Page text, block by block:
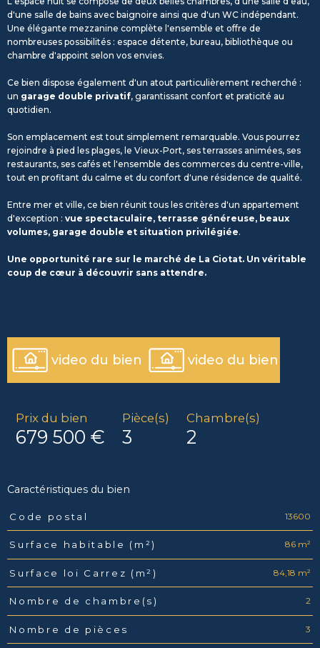
d'une salle de bains avec baignoire ainsi que d'un WC indépendant.
Une élégante mezzanine complète l'ensemble et offre de
nombreuses possibilités : espace détente, bureau, bibliothèque ou
chambre d'appoint selon vos envies.
Ce bien dispose également d'un atout particulièrement recherché :
un garage double privatif, garantissant confort et praticité au
quotidien.
Son emplacement est tout simplement remarquable. Vous pourrez
rejoindre à pied les plages, le Vieux-Port, ses terrasses animées, ses
restaurants, ses cafés et l'ensemble des commerces du centre-ville,
tout en profitant du calme et du confort d'une résidence de qualité.
Entre mer et ville, ce bien réunit tous les critères d'un appartement
d'exception : vue spectaculaire, terrasse généreuse, beaux
volumes, garage double et situation privilégiée.
Une opportunité rare sur le marché de La Ciotat. Un véritable
coup de cœur à découvrir sans attendre.
video du bien video du bien
Prix du bien
679 500 €
Pièce(s)
3
Chambre(s)
2
Caractéristiques du bien
Caractéristiques Valeurs
Code postal 13600
Surface habitable (m²) 86 m²
Surface loi Carrez (m²) 84,18 m²
Nombre de chambre(s) 2
Nombre de pièces 3